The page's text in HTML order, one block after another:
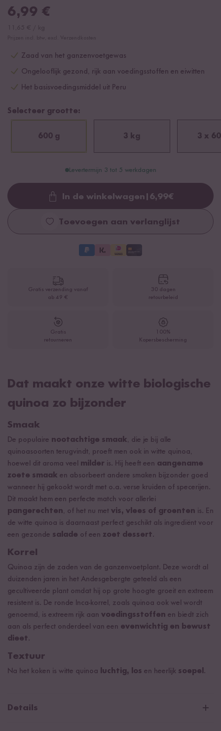
6,99 €
Zaad van het ganzenvoetgewas
Ongelooflijk gezond, rijk aan voedingsstoffen en eiwitten
Het basisvoedingsmiddel uit Peru
Selecteer grootte:
600 g 3 kg 3 x
Levertermijn 3 tot 5 werkdagen
Loading...
In de winkelwagen 6,99€
Toevoegen aan verlanglijst
Gratis verzending vanaf
ab 49 €
30 dagen
retourbeleid
Gratis
retourneren
100%
Kopersbescherming
Dat maakt onze witte biologische
quinoa zo bijzonder
Smaak
De populaire nootachtige smaak, die je bij alle
quinoasoorten terugvindt, proeft men ook in witte quinoa,
hoewel dit aroma veel milder is. Hij heeft een aangename
zoete smaak en absorbeert andere smaken bijzonder goed
wanneer hij gekookt wordt met o.a. verse kruiden of specerijen.
Dit maakt hem een perfecte match voor allerlei
pangerechten, of het nu met vis, vlees of groenten is. En
de witte quinoa is daarnaast perfect geschikt als ingrediënt voor
een gezonde salade of een zoet dessert.
Korrel
Quinoa zijn de zaden van de ganzenvoetplant. Deze wordt al
duizenden jaren in het Andesgebergte geteeld als een
gecultiveerde plant omdat hij op grote hoogte groeit en extreem
resistent is. De ronde Inca-korrel, zoals quinoa ook wel wordt
genoemd, is extreem rijk aan voedingsstoffen en biedt zich
aan als perfect onderdeel van een evenwichtig en bewust
dieet.
Textuur
Na het koken is witte quinoa luchtig, los en heerlijk soepel .
Details